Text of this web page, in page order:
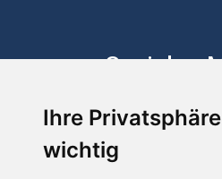
Ihre
wichtig
Sozialen